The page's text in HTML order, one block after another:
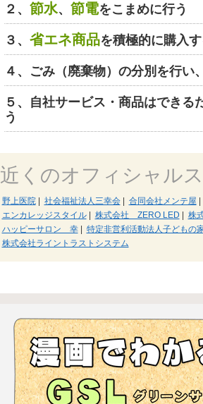
２、 節水、 節電をこまめに行う
３、 省エネ商品を積極的に購入
４、ごみ（廃棄物）の分別を行い、
５、自社サービス・商品はできる
う
近くのオフィシャル
野上医院| 社会福祉法人三幸会| 合同会社メンテ屋
エンカレッジスタイル| 株式会社 ZERO LED 株
ハッピーサロン 幸| 特定非営利活動法人子どもの
株式会社ライントラストシステム